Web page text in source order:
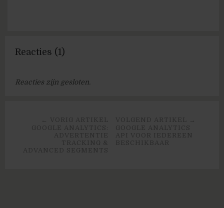
Reacties (1)
Reacties zijn gesloten.
VOLGEND ARTIKEL →
GOOGLE ANALYTICS
API VOOR IEDEREEN
BESCHIKBAAR
← VORIG ARTIKEL
GOOGLE ANALYTICS:
ADVERTENTIE
TRACKING &
ADVANCED SEGMENTS